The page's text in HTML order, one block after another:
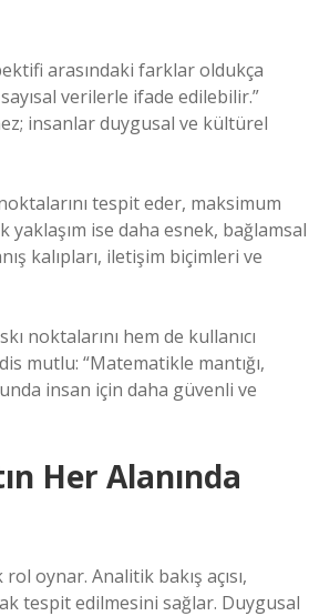
arasındaki farklar oldukça
verilerle ifade edilebilir.”
insanlar duygusal ve kültürel
tespit eder, maksimum
ise daha esnek, bağlamsal
kalıpları, iletişim biçimleri ve
noktalarını hem de kullanıcı
mutlu: “Matematikle mantığı,
insan için daha güvenli ve
Her Alanında
oynar. Analitik bakış açısı,
tespit edilmesini sağlar. Duygusal